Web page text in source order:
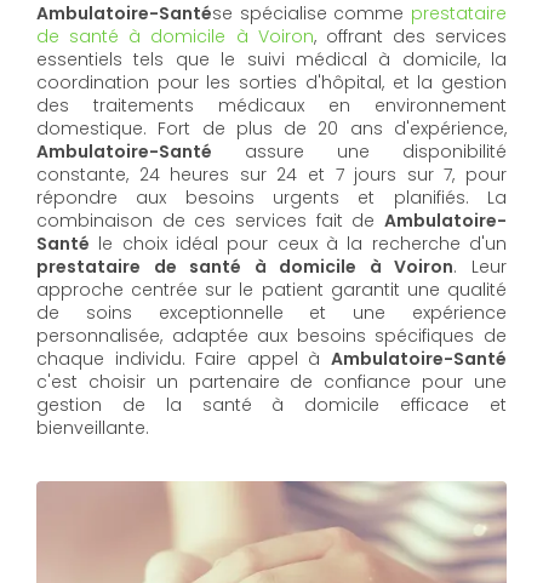
Ambulatoire-Santése spécialise comme prestataire
de santé à domicile à Voiron, offrant des services
essentiels tels que le suivi médical à domicile, la
coordination pour les sorties d'hôpital, et la gestion
des traitements médicaux en environnement
domestique. Fort de plus de 20 ans d'expérience,
Ambulatoire-Santé assure une disponibilité
constante, 24 heures sur 24 et 7 jours sur 7, pour
répondre aux besoins urgents et planifiés. La
combinaison de ces services fait de Ambulatoire-
Santé le choix idéal pour ceux à la recherche d'un
prestataire de santé à domicile à Voiron. Leur
approche centrée sur le patient garantit une qualité
de soins exceptionnelle et une expérience
personnalisée, adaptée aux besoins spécifiques de
chaque individu. Faire appel à Ambulatoire-Santé
c'est choisir un partenaire de confiance pour une
gestion de la santé à domicile efficace et
bienveillante.